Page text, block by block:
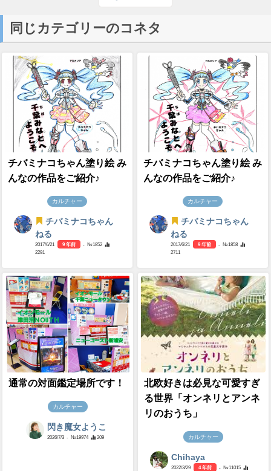
同じカテゴリーのコネタ
チバミナコちゃん塗り絵 み
んなの作品をご紹介♪
カルチャー
チバミナコちゃん
ねる
2017/6/21 9 年前
- №1852
2291
チバミナコちゃん塗り絵 み
んなの作品をご紹介♪
カルチャー
チバミナコちゃん
ねる
2017/6/21 9 年前
- №1858
2711
通常の対面鑑定場所です！
カルチャー
閃き魔女ようこ
2026/7/3 - №19974 209
北欧好きは必見な可愛すぎ
る世界「オンネリとアンネ
リのおうち」
カルチャー
Chihaya
2022/3/29 4 年前
- №11015